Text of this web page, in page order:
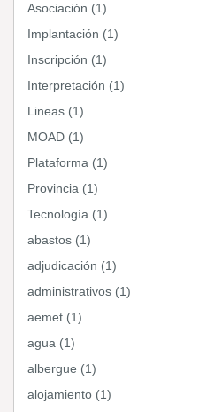
Asociación (1)
Implantación (1)
Inscripción (1)
Interpretación (1)
Lineas (1)
MOAD (1)
Plataforma (1)
Provincia (1)
Tecnología (1)
abastos (1)
adjudicación (1)
administrativos (1)
aemet (1)
agua (1)
albergue (1)
alojamiento (1)